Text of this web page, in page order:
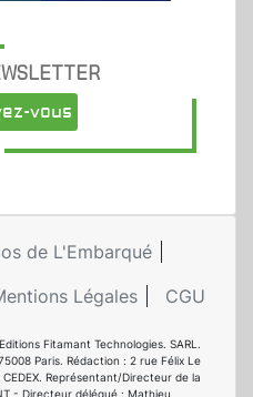
vous
de L'Embarqué
Légales CGU
Fitamant Technologies. SARL.
Paris. Rédaction : 2 rue Félix Le
Représentant/Directeur de la
- Directeur délégué : Mathieu